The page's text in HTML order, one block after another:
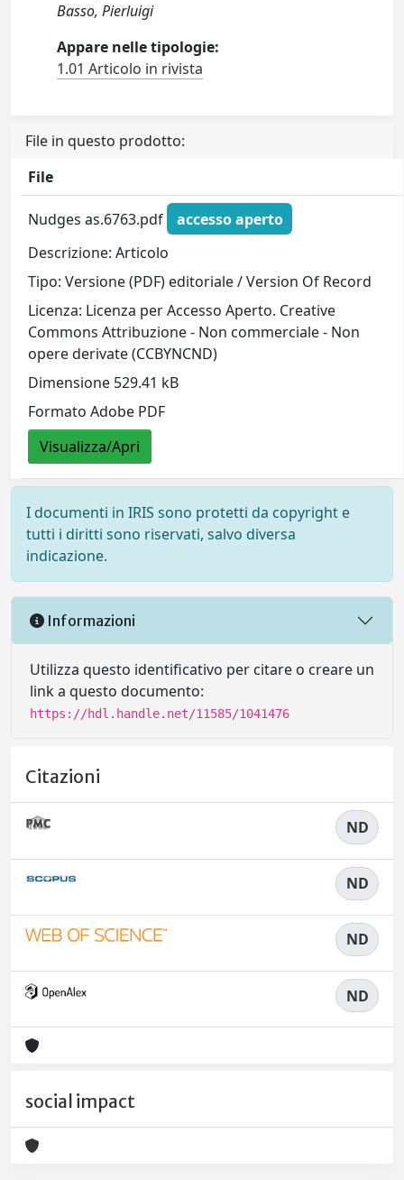
Basso, Pierluigi
Appare nelle tipologie:
1.01 Articolo in rivista
File in questo prodotto:
File
Nudges as.6763.pdf
accesso aperto
Descrizione: Articolo
Tipo: Versione (PDF) editoriale / Version Of Record
Licenza: Licenza per Accesso Aperto. Creative
Commons Attribuzione - Non commerciale - Non
opere derivate (CCBYNCND)
Dimensione 529.41 kB
Formato Adobe PDF
Visualizza/Apri
I documenti in IRIS sono protetti da copyright e
tutti i diritti sono riservati, salvo diversa
indicazione.
Informazioni
Utilizza questo identificativo per citare o creare un
link a questo documento:
https://hdl.handle.net/11585/1041476
Citazioni
ND
ND
ND
ND
social impact